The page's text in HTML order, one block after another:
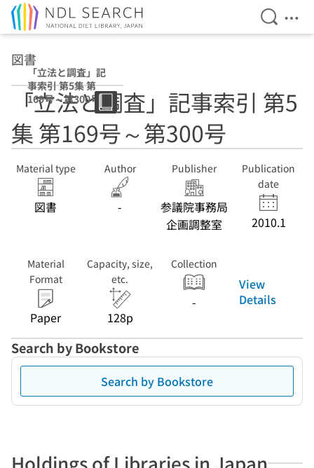
Open
図書
「立法と調査」記
事索引 第5集 第
169号～第300号
「立法と調査」記事索引 第5
集 第169号～第300号
Material type
図書
Author
-
Publisher
参議院事務局
企画調整室
Publication
date
2010.1
Material
Format
Paper
Capacity, size,
etc.
128p
Collection
-
View
Details
Search by Bookstore
Search by Bookstore
Holdings of Libraries in Japan